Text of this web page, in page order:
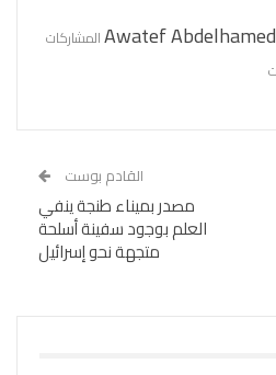
Awatef Abdelhamed
القادم بوست
مصدر بميناء طنجة ينفي
العلم بوجود سفينة أسلحة
متجهة نحو إسرائيل